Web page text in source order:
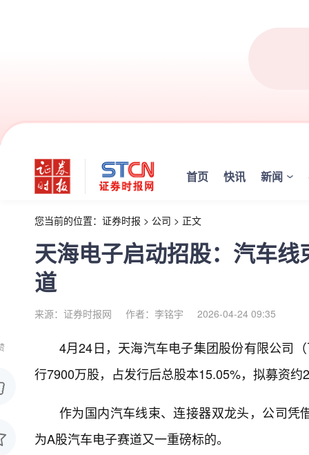
首页 快讯 新闻
您当前的位置： 证券时报 > 公司 > 正文
天海电子启动招股：汽车
道
来源：证券时报网 作者：李铭宇 2026-04-24 09:35
4月24日，天海汽车电子集团股份有限公司
行7900万股，占发行后总股本15.05%，拟募资约
作为国内汽车线束、连接器双龙头，公司
为A股汽车电子赛道又一重磅标的。